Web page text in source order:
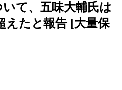
て、五味大輔氏は
えたと報告 [大量保